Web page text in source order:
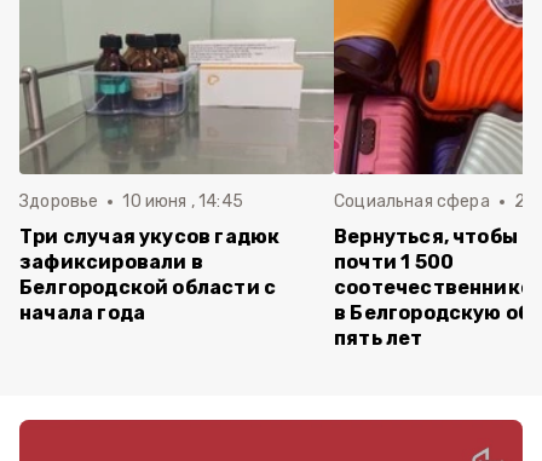
Здоровье 10 июня , 14:45
Три случая укусов гадюк
зафиксировали в
Белгородской области с
начала года
Социальная сфера 20
Вернуться, чтобы
почти 1 500
в Белгородскую
пять лет